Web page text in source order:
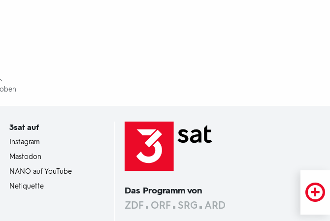
3sat auf
Instagram
Mastodon
NANO auf YouTube
Netiquette
Das Programm von
ZDF ORF SRG ARD